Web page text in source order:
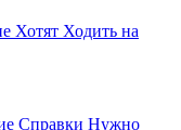
Хотят Ходить на
Справки Нужно